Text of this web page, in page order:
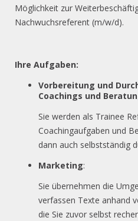
Möglichkeit zur
Nachwuchsreferent (m/w/d).
Ihre Aufgaben:
Vorbereitung und
Coachings und
Sie werden als Trainee
Coachingaufgaben und
dann auch selbstständig
Marketing:
Sie übernehmen die
verfassen Texte anhand
die Sie zuvor selbst